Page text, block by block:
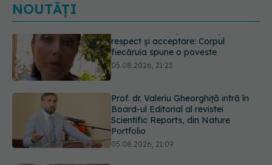
NOUTĂȚI
Prof. dr. Valeriu Gheorghiță intră în
Board-ul Editorial al revistei
05.08.2026, 21:09
Testul de 10 minute care poate
arăta dacă ai nevoie de statine,
chiar dacă ai colesterolul normal